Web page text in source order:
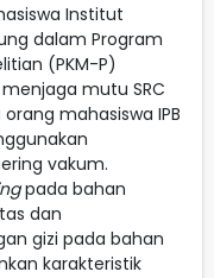
Institut
dalam Program
(PKM-P)
mutu SRC
mahasiswa IPB
vakum.
pada bahan
dan
gizi pada bahan
karakteristik